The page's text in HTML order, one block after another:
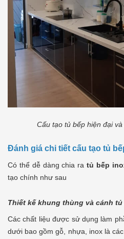
Cấu tạo tủ bếp hiện đại
Đánh giá chi tiết cấu tạo tủ
Có thể dễ dàng chia ratủ bếp
tạo chính như sau
Thiết kế khung thùng và cánh tủ
Các chất liệu được sử dụng làm
dưới bao gồm gỗ, nhựa, inox là